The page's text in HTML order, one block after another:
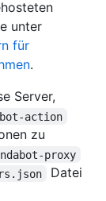
unter
für
.
Server,
action
zu
proxy
Datei